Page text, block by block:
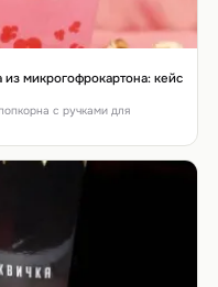
микрогофрокартона: кейс
с ручками для